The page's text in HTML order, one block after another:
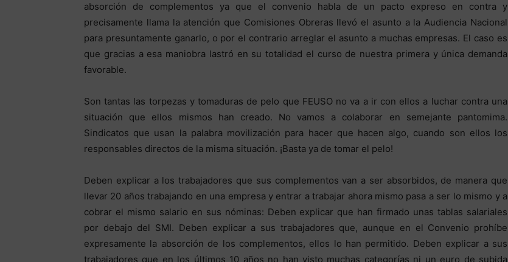
absorción de complementos ya que el convenio habla de un pacto expreso en contra y
precisamente llama la atención que Comisiones Obreras llevó el asunto a la Audiencia Nacional
para presuntamente ganarlo, o por el contrario arreglar el asunto a muchas empresas. El caso es
que gracias a esa maniobra lastró en su totalidad el curso de nuestra primera y única demanda
favorable.
Son tantas las torpezas y tomaduras de pelo que FEUSO no va a ir con ellos a luchar contra una
situación que ellos mismos han creado. No vamos a colaborar en semejante pantomima.
Sindicatos que usan la palabra movilización para hacer que hacen algo, cuando son ellos los
responsables directos de la misma situación. ¡Basta ya de tomar el pelo!
Deben explicar a los trabajadores que sus complementos van a ser absorbidos, de manera que
llevar 20 años trabajando en una empresa y entrar a trabajar ahora mismo pasa a ser lo mismo y a
cobrar el mismo salario en sus nóminas: Deben explicar que han firmado unas tablas salariales
por debajo del SMI. Deben explicar a sus trabajadores que, aunque en el Convenio prohíbe
expresamente la absorción de los complementos, ellos lo han permitido. Deben explicar a sus
trabajadores que en los últimos 10 años no han visto muchas categorías ni un euro de subida